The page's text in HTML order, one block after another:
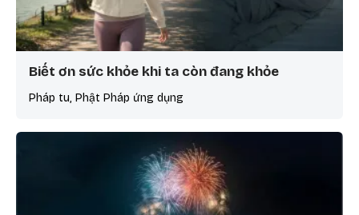
Biết ơn sức khỏe khi ta còn đang khỏe
Pháp tu, Phật Pháp ứng dụng